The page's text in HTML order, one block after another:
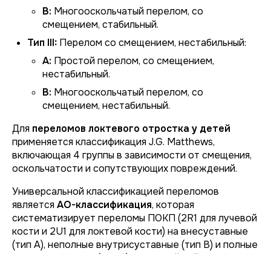
В: Многооскольчатый перелом, со
смещением, стабильный.
Тип III: Перелом со смещением, нестабильный:
А: Простой перелом, со смещением,
нестабильный.
В: Многооскольчатый перелом, со
смещением, нестабильный.
Для переломов локтевого отростка у детей
применяется классификация J.G. Matthews,
включающая 4 группы в зависимости от смещения,
оскольчатости и сопутствующих повреждений.
Универсальной классификацией переломов
является AO-классификация, которая
систематизирует переломы ПОКП (2R1 для лучевой
кости и 2U1 для локтевой кости) на внесуставные
(тип А), неполные внутрисуставные (тип В) и полные